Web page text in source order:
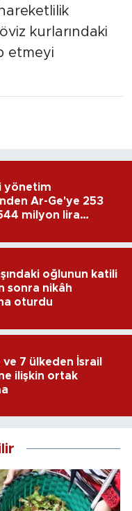
kurlarındaki
etmeyi
yönetim
Ar-Ge'ye 253
milyon lira
oğlunun katili
sonra nikâh
oturdu
7 ülkeden İsrail
ilişkin ortak